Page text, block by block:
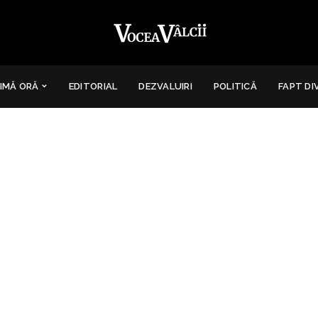
ORĂ EDITORIAL DEZVALUIRI POLITICĂ FAPT